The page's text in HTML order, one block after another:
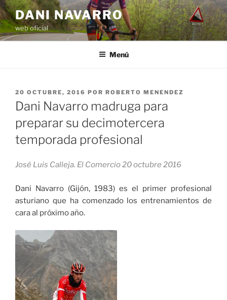
Saltar
al
contenido
DANI NAVARRO
web oficial
Menú
PUBLICADO
EL
20 OCTUBRE, 2016 POR ROBERTO MENENDEZ
Dani Navarro madruga para
preparar su decimotercera
temporada profesional
José Luis Calleja. El Comercio 20 octubre 2016
Dani Navarro (Gijón, 1983) es el primer profesional
asturiano que ha comenzado los entrenamientos de
cara al próximo año.